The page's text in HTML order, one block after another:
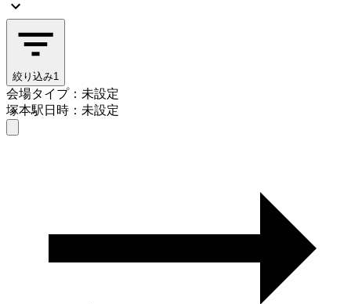
絞り込み1
会場タイプ：未設定
塚本駅日時：未設定